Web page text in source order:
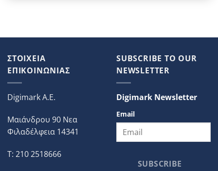
ΣΤΟΙΧΕΙΑ
ΕΠΙΚΟΙΝΩΝΙΑΣ
Digimark A.E.
Μαιάνδρου 90 Νεα
Φιλαδέλφεια 14341
T: 210 2518666
SUBSCRIBE TO OUR
NEWSLETTER
Digimark Newsletter
Email
SUBSCRIBE